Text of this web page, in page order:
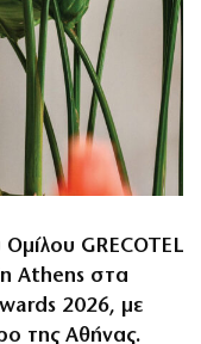
GRECOTEL
Athens στα
2026, με
της Αθήνας.